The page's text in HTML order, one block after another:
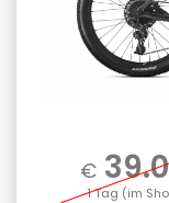
€
1 Tag (im